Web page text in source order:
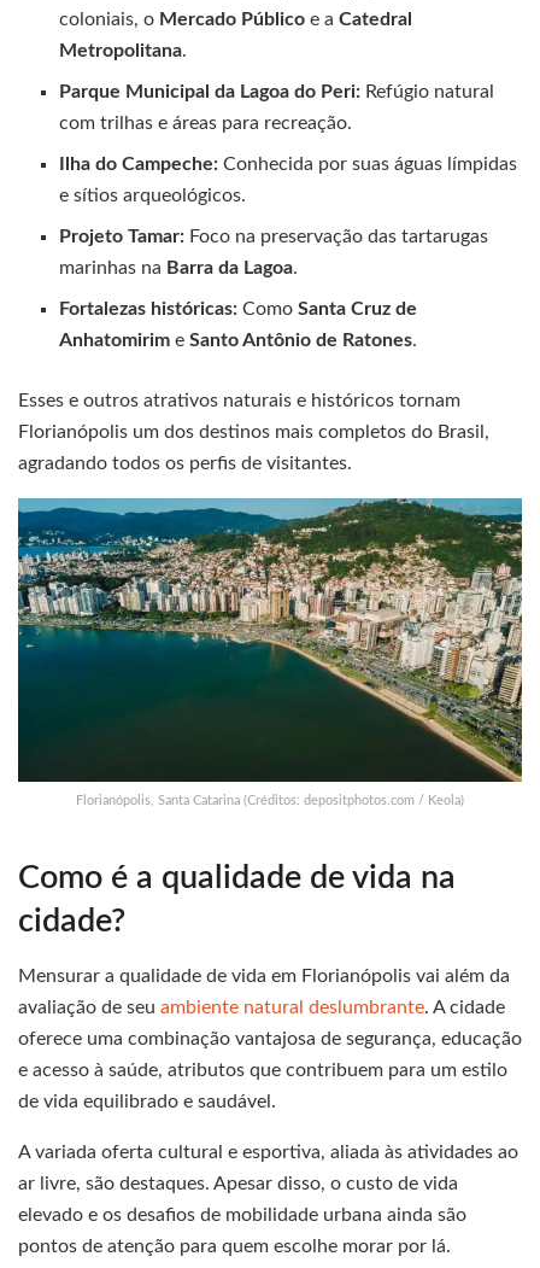
coloniais, o Mercado Público e aCatedral
Metropolitana.
Parque Municipal da Lagoa do Peri: Refúgio natural
com trilhas e áreas para recreação.
Ilha do Campeche: Conhecida por suas águas límpidas
e sítios arqueológicos.
Projeto Tamar: Foco na preservação das tartarugas
marinhas na Barra da Lagoa.
Fortalezas históricas: ComoSanta Cruz de
Anhatomirim eSanto Antônio de Ratones.
Esses e outros atrativos naturais e históricos tornam
Florianópolis um dos destinos mais completos do Brasil,
agradando todos os perfis de visitantes.
Florianópolis, Santa Catarina (Créditos: depositphotos.com / Keola)
Como é a qualidade de vida na
cidade?
Mensurar a qualidade de vida em Florianópolis vai além da
avaliação de seu ambiente natural deslumbrante. A cidade
oferece uma combinação vantajosa de segurança, educação
e acesso à saúde, atributos que contribuem para um estilo
de vida equilibrado e saudável.
A variada oferta cultural e esportiva, aliada às atividades ao
ar livre, são destaques. Apesar disso, o custo de vida
elevado e os desafios de mobilidade urbana ainda são
pontos de atenção para quem escolhe morar por lá.